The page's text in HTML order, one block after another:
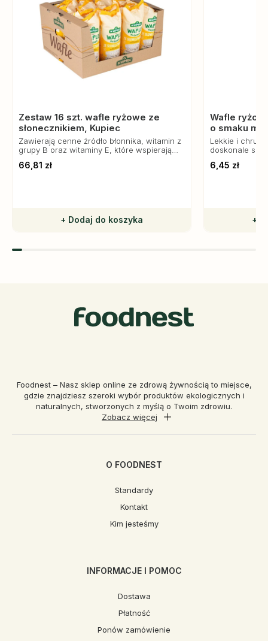
Zestaw 16 szt. wafle ryżowe ze
słonecznikiem, Kupiec
Zawierają cenne źródło błonnika, witamin z
grupy B oraz witaminy E, które wspierają
samopoczucie.
66,81 zł
+ Dodaj do koszyka
Wafle
o smaku
Lekkie i
doskonale
6,45 zł
+
Foodnest – Nasz sklep online ze zdrową żywnością to miejsce,
gdzie znajdziesz szeroki wybór produktów ekologicznych i
naturalnych, stworzonych z myślą o Twoim zdrowiu.
Zobacz więcej
O FOODNEST
Standardy
Kontakt
Kim jesteśmy
INFORMACJE I POMOC
Dostawa
Płatność
Ponów zamówienie